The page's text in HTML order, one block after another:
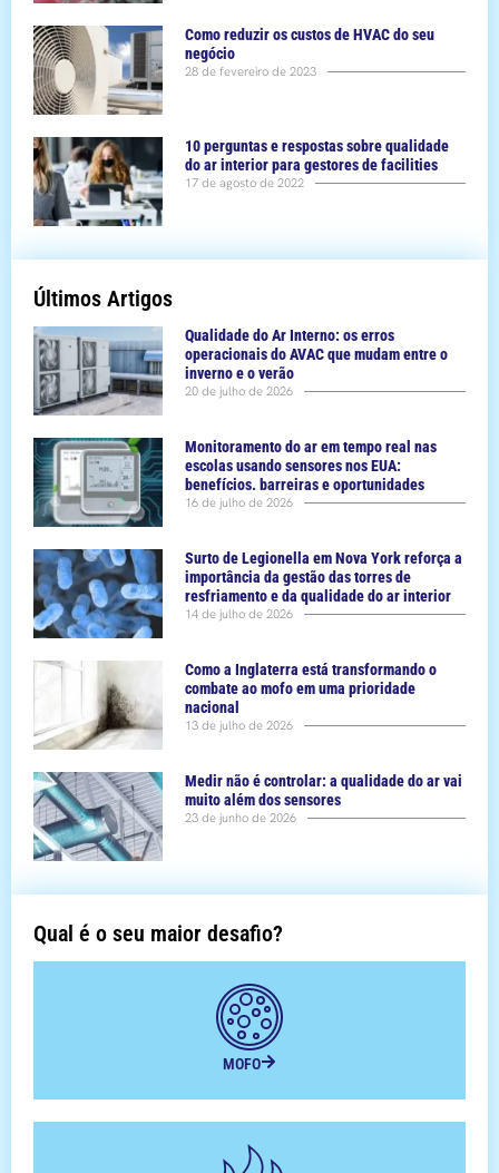
Como reduzir os custos de HVAC do seu
negócio
28 de fevereiro de 2023
10 perguntas e respostas sobre qualidade
do ar interior para gestores de facilities
17 de agosto de 2022
Últimos Artigos
Qualidade do Ar Interno: os erros
operacionais do AVAC que mudam entre o
inverno e o verão
20 de julho de 2026
Monitoramento do ar em tempo real nas
escolas usando sensores nos EUA:
benefícios. barreiras e oportunidades
16 de julho de 2026
Surto de Legionella em Nova York reforça a
importância da gestão das torres de
resfriamento e da qualidade do ar interior
14 de julho de 2026
Como a Inglaterra está transformando o
combate ao mofo em uma prioridade
nacional
13 de julho de 2026
Medir não é controlar: a qualidade do ar vai
muito além dos sensores
23 de junho de 2026
Qual é o seu maior desafio?
MOFO